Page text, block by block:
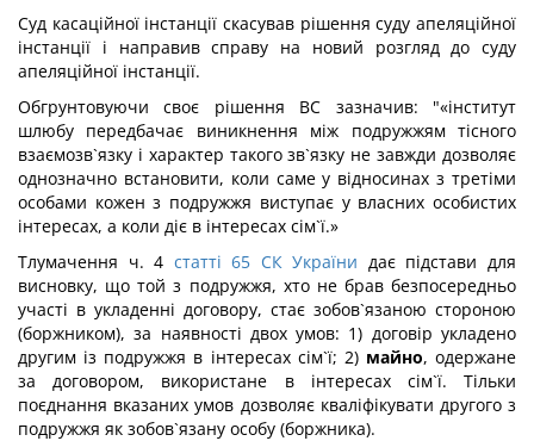
Суд касаційної інстанції скасував рішення суду апеляційної
інстанції і направив справу на новий розгляд до суду
апеляційної інстанції.
Обгрунтовуючи своє рішення ВС зазначив: "«інститут
шлюбу передбачає виникнення між подружжям тісного
взаємозв`язку і характер такого зв`язку не завжди дозволяє
однозначно встановити, коли саме у відносинах з третіми
особами кожен з подружжя виступає у власних особистих
інтересах, а коли діє в інтересах сім`ї.»
Тлумачення ч. 4 статті 65 СК України дає підстави для
висновку, що той з подружжя, хто не брав безпосередньо
участі в укладенні договору, стає зобов`язаною стороною
(боржником), за наявності двох умов: 1) договір укладено
другим із подружжя в інтересах сім`ї; 2) майно, одержане
за договором, використане в інтересах сім`ї. Тільки
поєднання вказаних умов дозволяє кваліфікувати другого з
подружжя як зобов`язану особу (боржника).